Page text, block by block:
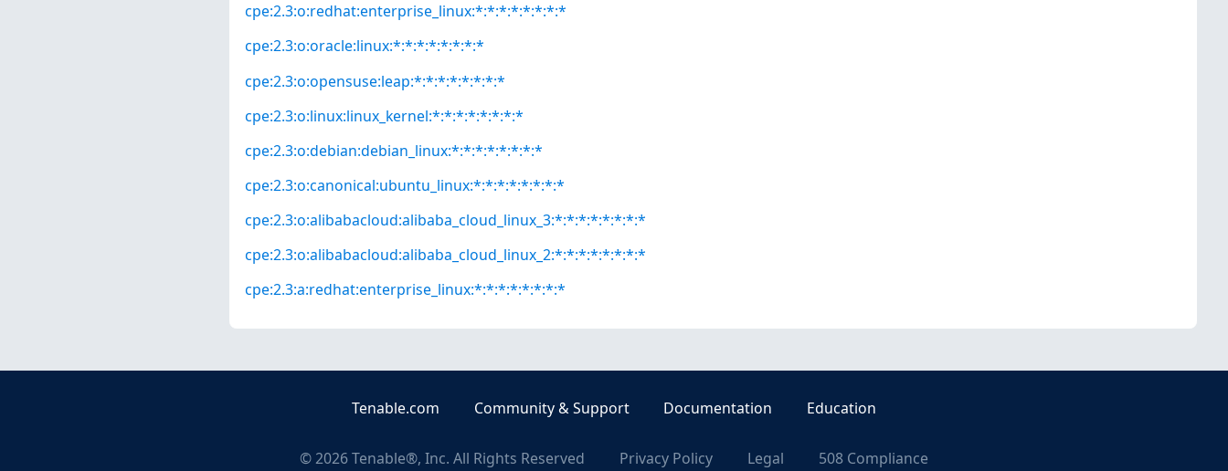
cpe:2.3:o:redhat:enterprise_linux:*:*:*:*:*:*:*:*
cpe:2.3:o:oracle:linux:*:*:*:*:*:*:*:*
cpe:2.3:o:opensuse:leap:*:*:*:*:*:*:*:*
cpe:2.3:o:linux:linux_kernel:*:*:*:*:*:*:*:*
cpe:2.3:o:debian:debian_linux:*:*:*:*:*:*:*:*
cpe:2.3:o:canonical:ubuntu_linux:*:*:*:*:*:*:*:*
cpe:2.3:o:alibabacloud:alibaba_cloud_linux_3:*:*:*:*:*:*:*:*
cpe:2.3:o:alibabacloud:alibaba_cloud_linux_2:*:*:*:*:*:*:*:*
cpe:2.3:a:redhat:enterprise_linux:*:*:*:*:*:*:*:*
Tenable.com Community & Support Documentation Education
©2026Tenable®, Inc. All Rights Reserved Privacy Policy Legal 508 Compliance